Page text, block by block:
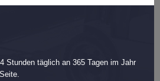
Stunden täglich an 365 Tagen im Jahr